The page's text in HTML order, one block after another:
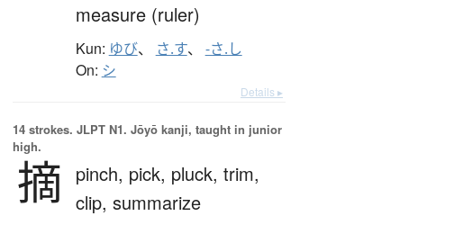
measure (ruler)
Kun: ゆび、 さ.す、 -さ.し
On: シ
Details ▸
14 strokes. JLPT N1. Jōyō kanji, taught in junior
high.
摘 pinch, pick, pluck, trim,
clip, summarize